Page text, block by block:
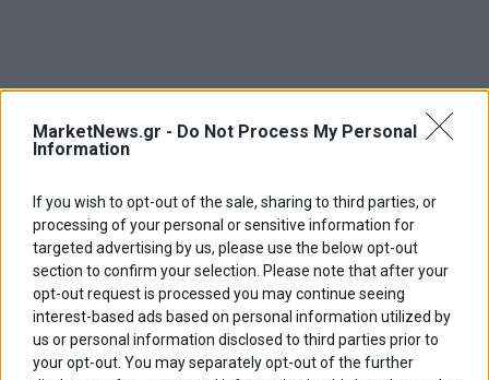
MarketNews.gr - Do Not Process My Personal
Information
If you wish to opt-out of the sale, sharing to third parties, or
processing of your personal or sensitive information for
targeted advertising by us, please use the below opt-out
section to confirm your selection. Please note that after your
opt-out request is processed you may continue seeing
interest-based ads based on personal information utilized by
us or personal information disclosed to third parties prior to
your opt-out. You may separately opt-out of the further
ΑΡΘΡΟΓΡΑΦΟΙ